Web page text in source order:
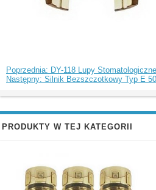
Poprzednia: DY-118 Lupy
Następny: Silnik Bezszczotkowy Typ E
PRODUKTY W TEJ KATEGORII